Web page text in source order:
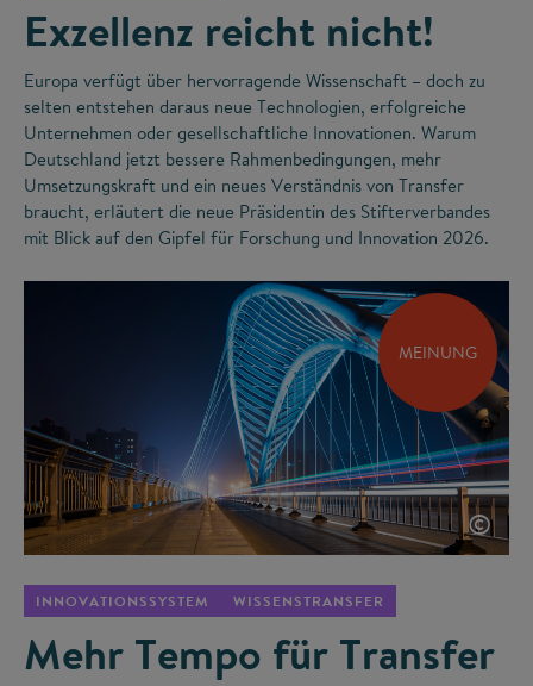
Exzellenz reicht nicht!
Europa verfügt über hervorragende Wissenschaft – doch zu
selten entstehen daraus neue Technologien, erfolgreiche
Unternehmen oder gesellschaftliche Innovationen. Warum
Deutschland jetzt bessere Rahmenbedingungen, mehr
Umsetzungskraft und ein neues Verständnis von Transfer
braucht, erläutert die neue Präsidentin des Stifterverbandes
mit Blick auf den Gipfel für Forschung und Innovation 2026.
MEINUNG
©
INNOVATIONSSYSTEM WISSENSTRANSFER
Mehr Tempo für Transfer